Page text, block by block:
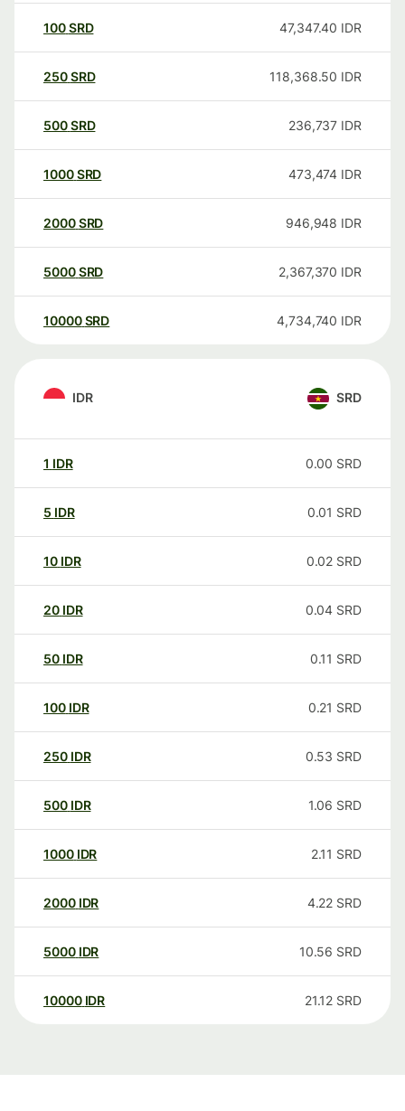
100SRD 47,347.40 IDR
250SRD 118,368.50 IDR
500SRD 236,737 IDR
1000SRD 473,474 IDR
2000SRD 946,948 IDR
5000SRD 2,367,370 IDR
10000 SRD 4,734,740 IDR
IDR SRD
1 IDR 0.00 SRD
5 IDR 0.01 SRD
10 IDR 0.02 SRD
20 IDR 0.04 SRD
50 IDR 0.11 SRD
100 IDR 0.21 SRD
250 IDR 0.53 SRD
500 IDR 1.06 SRD
1000 IDR 2.11 SRD
2000 IDR 4.22 SRD
5000 IDR 10.56 SRD
10000 IDR 21.12 SRD